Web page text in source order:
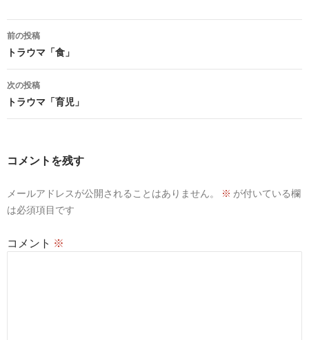
投
稿
ナ
ビ
ョ
前の投稿
トラウマ「食」
次の投稿
トラウマ「育児」
コメントを残す
メールアドレスが公開されることはありません。 ※ が付いている欄
は必須項目です
コメント ※